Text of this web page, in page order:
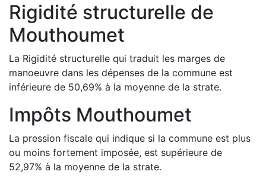
Rigidité structurelle de
Mouthoumet
La Rigidité structurelle qui traduit les marges de
manoeuvre dans les dépenses de la commune est
inférieure de 50,69% à la moyenne de la strate.
Impôts Mouthoumet
La pression fiscale qui indique si la commune est plus
ou moins fortement imposée, est supérieure de
52,97% à la moyenne de la strate.